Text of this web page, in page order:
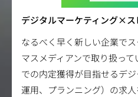
デジタルマーケティング×ス
なるべく早く新しい企業でス
マスメディアンで取り扱っ
での内定獲得が目指せるデ
運用、プランニング）の求人